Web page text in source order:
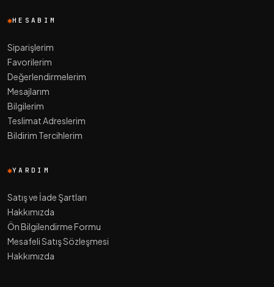
HESABIM
Siparişlerim
Favorilerim
Değerlendirmelerim
Mesajlarım
Bilgilerim
Teslimat Adreslerim
Bildirim Tercihlerim
YARDIM
Satış ve İade Şartları
Hakkımızda
Ön Bilgilendirme Formu
Mesafeli Satış Sözleşmesi
Hakkımızda